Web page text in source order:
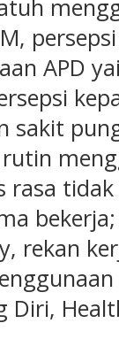
APD
sakit
rekan
Diri,